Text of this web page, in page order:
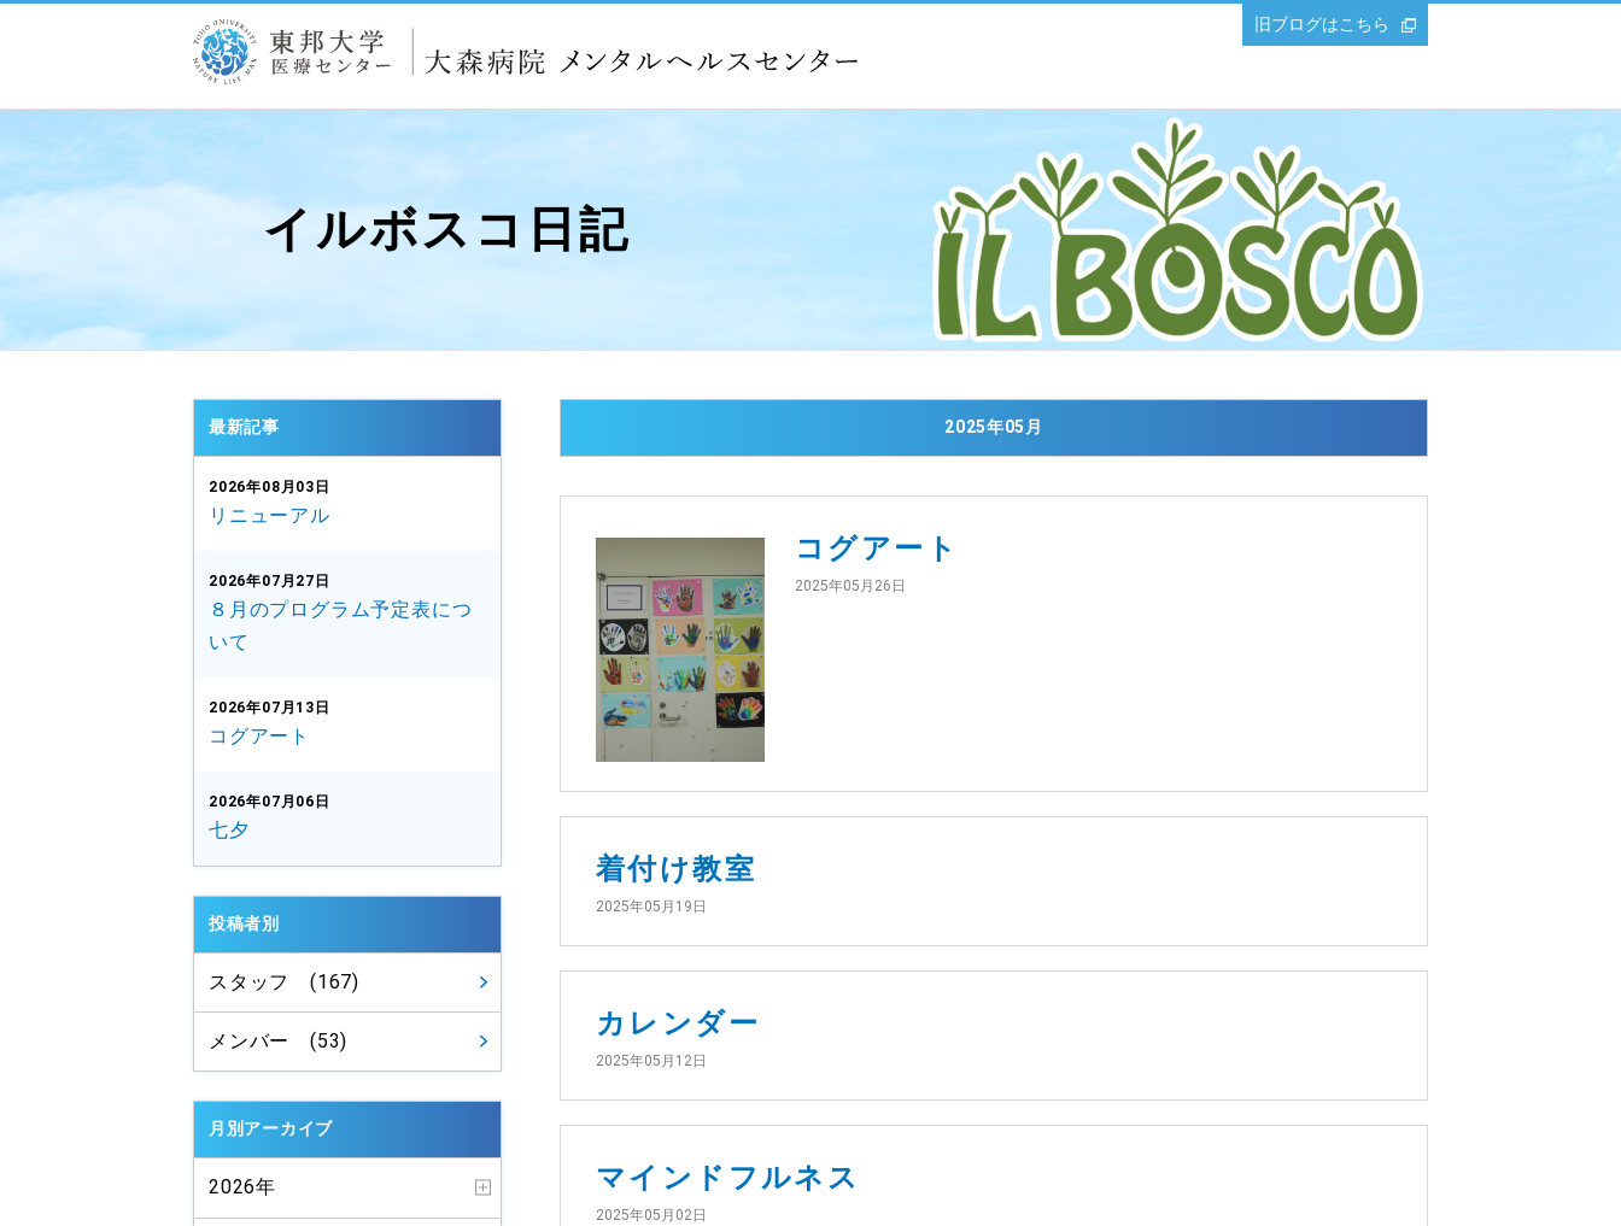
旧ブログはこちら
イルボスコ日記
2025年05月
コグアート
2025年05月26日
着付け教室
2025年05月19日
カレンダー
2025年05月12日
マインドフルネス
2025年05月02日
最新記事
2026年08月03日
リニューアル
2026年07月27日
８月のプログラム予定表につ
いて
2026年07月13日
コグアート
2026年07月06日
七夕
投稿者別
スタッフ (167)
メンバー (53)
月別アーカイブ
2026年